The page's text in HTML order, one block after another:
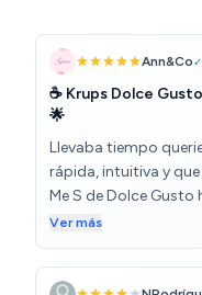
Ann&Co
☕️ Krups Dolce
🌟
Llevaba tiempo
rápida, intuitiva y
Me S de Dolce Gusto
la tengo, mi café de
disfrute. Aquí van mis
diario: 🔹 Ventajas
Ver más